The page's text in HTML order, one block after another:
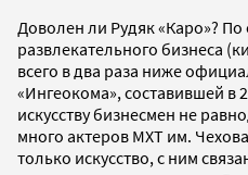
Доволен ли Рудяк «Каро»?
развлекательного бизнеса
всего в два раза ниже
«Ингеокома», составившей в
искусству бизнесмен не
много актеров МХТ им.
только искусство, с ним